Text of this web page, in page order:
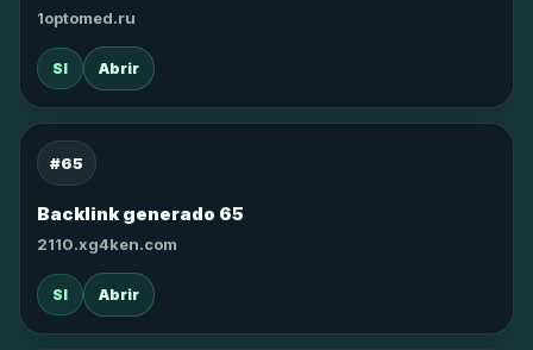
1optomed.ru
SI Abrir
#65
Backlink generado 65
2110.xg4ken.com
SI Abrir